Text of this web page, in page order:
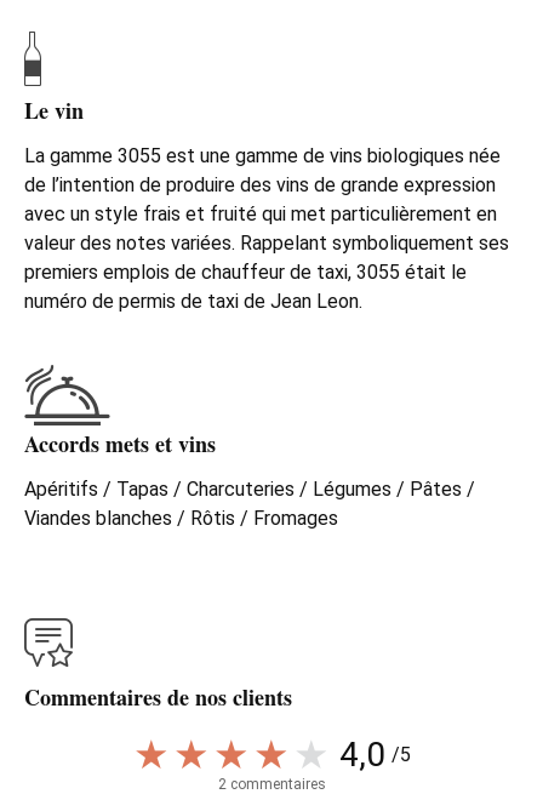
Le vin
La gamme 3055 est une gamme de vins biologiques née
de l’intention de produire des vins de grande expression
avec un style frais et fruité qui met particulièrement en
valeur des notes variées. Rappelant symboliquement ses
premiers emplois de chauffeur de taxi, 3055 était le
numéro de permis de taxi de Jean Leon.
Accords mets et vins
Apéritifs / Tapas / Charcuteries / Légumes / Pâtes /
Viandes blanches / Rôtis / Fromages
Commentaires de nos clients
4,0 /5
2 commentaires